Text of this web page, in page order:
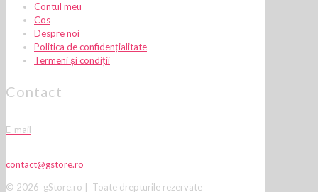
Contul meu
Cos
Despre noi
Politica de confidențialitate
Termeni și condiții
Contact
E-mail
contact@gstore.ro
© 2026 gStore.ro | Toate drepturile rezervate